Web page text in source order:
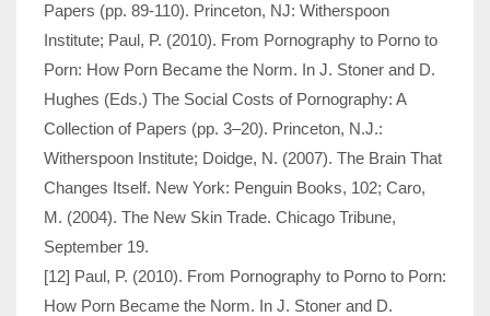
Papers (pp. 89-110). Princeton, NJ: Witherspoon
Institute; Paul, P. (2010). From Pornography to Porno to
Porn: How Porn Became the Norm. In J. Stoner and D.
Hughes (Eds.) The Social Costs of Pornography: A
Collection of Papers (pp. 3–20). Princeton, N.J.:
Witherspoon Institute; Doidge, N. (2007). The Brain That
Changes Itself. New York: Penguin Books, 102; Caro,
M. (2004). The New Skin Trade. Chicago Tribune,
September 19.
[12] Paul, P. (2010). From Pornography to Porno to Porn:
How Porn Became the Norm. In J. Stoner and D.